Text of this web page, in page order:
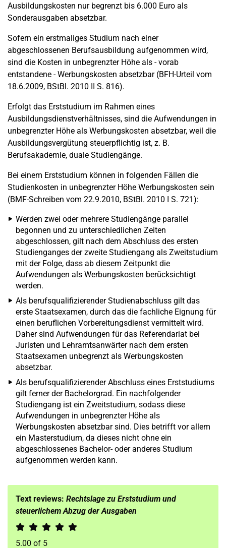
Ausbildungskosten nur begrenzt bis 6.000 Euro als
Sonderausgaben absetzbar.
Sofern ein erstmaliges Studium nach einer
abgeschlossenen Berufsausbildung aufgenommen wird,
sind die Kosten in unbegrenzter Höhe als - vorab
entstandene - Werbungskosten absetzbar (BFH-Urteil vom
18.6.2009, BStBl. 2010 II S. 816).
Erfolgt das Erststudium im Rahmen eines
Ausbildungsdienstverhältnisses, sind die Aufwendungen in
unbegrenzter Höhe als Werbungskosten absetzbar, weil die
Ausbildungsvergütung steuerpflichtig ist, z. B.
Berufsakademie, duale Studiengänge.
Bei einem Erststudium können in folgenden Fällen die
Studienkosten in unbegrenzter Höhe Werbungskosten sein
(BMF-Schreiben vom 22.9.2010, BStBl. 2010 I S. 721):
Werden zwei oder mehrere Studiengänge parallel
begonnen und zu unterschiedlichen Zeiten
abgeschlossen, gilt nach dem Abschluss des ersten
Studienganges der zweite Studiengang als Zweitstudium
mit der Folge, dass ab diesem Zeitpunkt die
Aufwendungen als Werbungskosten berücksichtigt
werden.
Als berufsqualifizierender Studienabschluss gilt das
erste Staatsexamen, durch das die fachliche Eignung für
einen beruflichen Vorbereitungsdienst vermittelt wird.
Daher sind Aufwendungen für das Referendariat bei
Juristen und Lehramtsanwärter nach dem ersten
Staatsexamen unbegrenzt als Werbungskosten
absetzbar.
Als berufsqualifizierender Abschluss eines Erststudiums
gilt ferner der Bachelorgrad. Ein nachfolgender
Studiengang ist ein Zweitstudium, sodass diese
Aufwendungen in unbegrenzter Höhe als
Werbungskosten absetzbar sind. Dies betrifft vor allem
ein Masterstudium, da dieses nicht ohne ein
abgeschlossenes Bachelor- oder anderes Studium
aufgenommen werden kann.
Text reviews: Rechtslage zu Erststudium und
steuerlichem Abzug der Ausgaben
5.00 of 5